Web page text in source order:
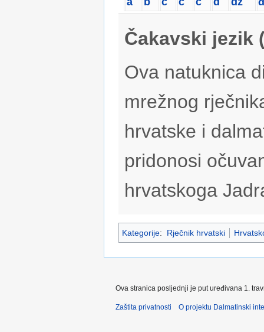
Čakavski jezik
Ova natuknica
mrežnog
hrvatske i
pridonosi
hrvatskoga
Kategorije: Rječnik hrvatski
Ova stranica posljednji je put uređivana 1.
Zaštita privatnosti O projektu Dalmatinski